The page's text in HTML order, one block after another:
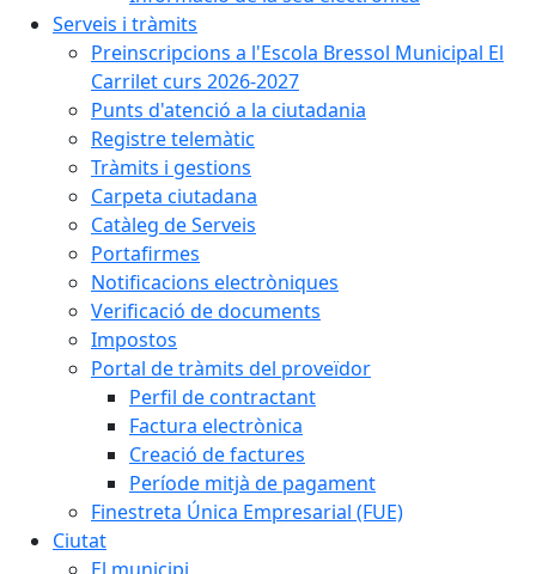
Serveis i tràmits
Preinscripcions a l'Escola Bressol Municipal El
Carrilet curs 2026-2027
Punts d'atenció a la ciutadania
Registre telemàtic
Tràmits i gestions
Carpeta ciutadana
Catàleg de Serveis
Portafirmes
Notificacions electròniques
Verificació de documents
Impostos
Portal de tràmits del proveïdor
Perfil de contractant
Factura electrònica
Creació de factures
Període mitjà de pagament
Finestreta Única Empresarial (FUE)
Ciutat